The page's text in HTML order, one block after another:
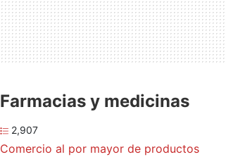
Farmacias y medicinas
2,907
Comercio al por mayor de productos